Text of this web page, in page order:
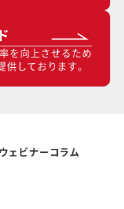
を向上させるため
しております。
ウェビナー コラム